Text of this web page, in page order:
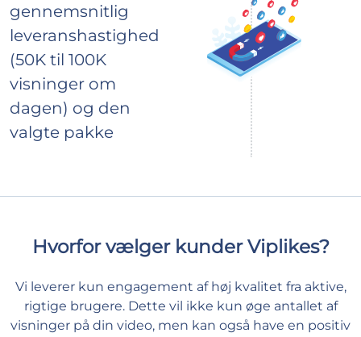
gennemsnitlig
leveranshastighed
(50K til 100K
visninger om
dagen) og den
valgte pakke
Hvorfor vælger kunder Viplikes?
Vi leverer kun engagement af høj kvalitet fra aktive,
rigtige brugere. Dette vil ikke kun øge antallet af
visninger på din video, men kan også have en positiv